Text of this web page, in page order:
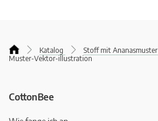
Katalog Stoff mit Ananasmuster
Muster-Vektor-illustration
CottonBee